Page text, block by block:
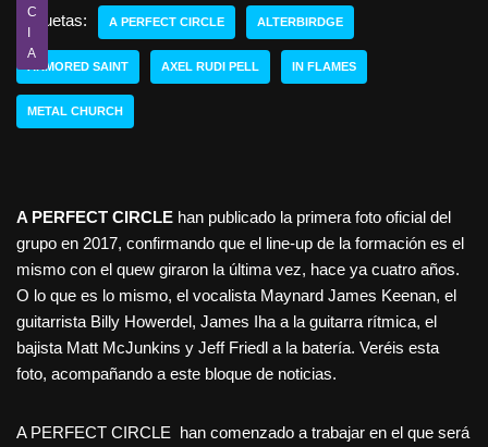
C
I
A
Etiquetas: A PERFECT CIRCLE ALTERBIRDGE
ARMORED SAINT AXEL RUDI PELL IN FLAMES
METAL CHURCH
A PERFECT CIRCLE han publicado la primera foto oficial del
grupo en 2017, confirmando que el line-up de la formación es el
mismo con el quew giraron la última vez, hace ya cuatro años.
O lo que es lo mismo, el vocalista Maynard James Keenan, el
guitarrista Billy Howerdel, James Iha a la guitarra rítmica, el
bajista Matt McJunkins y Jeff Friedl a la batería. Veréis esta
foto, acompañando a este bloque de noticias.
A PERFECT CIRCLE han comenzado a trabajar en el que será